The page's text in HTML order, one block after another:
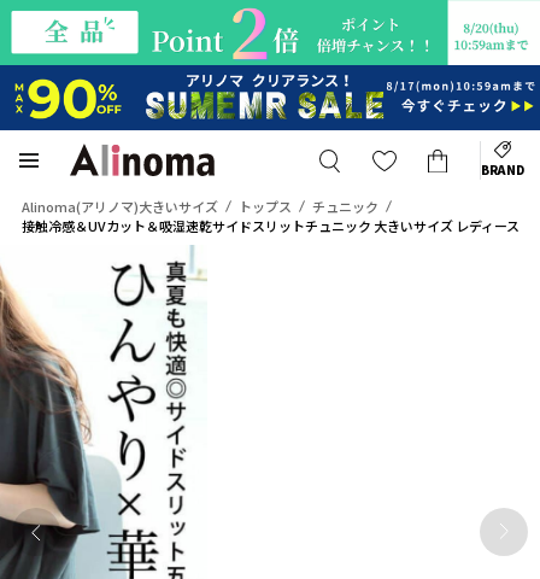
BRAND
Alinoma(アリノマ)大きいサイズ トップス
チュニック
接触冷感＆UVカット＆吸湿速乾サイドスリットチュニック 大きいサイズ レディース